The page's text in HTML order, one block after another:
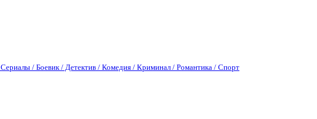
Сериалы / Боевик / Детектив / Комедия / Криминал / Романтика / Спорт